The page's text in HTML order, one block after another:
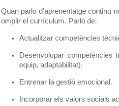
Quan parlo d’aprenentatge continu
omplir el currículum. Parlo de:
Actualitzar competències
Desenvolupar competències
equip, adaptabilitat).
Entrenar la gestió emocional.
Incorporar els valors socials